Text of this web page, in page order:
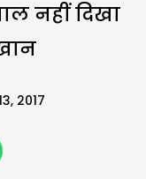
नहीं दिखा
2017